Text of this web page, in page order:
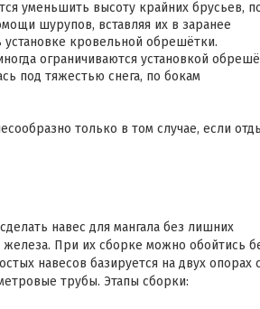
уменьшить высоту крайних брусьев,
шурупов, вставляя их в заранее
кровельной обрешётки.
ограничиваются установкой
под тяжестью снега, по бокам
только в том случае, если
навес для мангала без лишних
При их сборке можно обойтись
навесов базируется на двух опорах с
трубы. Этапы сборки: